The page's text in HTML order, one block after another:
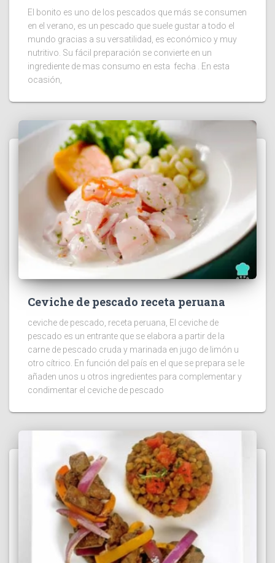
El bonito es uno de los pescados que más se consumen
en el verano, es un pescado que suele gustar a todo el
mundo gracias a su versatilidad, es económico y muy
nutritivo. Su fácil preparación se convierte en un
ingrediente de mas consumo en esta fecha . En esta
ocasión,
Ceviche de pescado receta peruana
ceviche de pescado, receta peruana, El ceviche de
pescado es un entrante que se elabora a partir de la
carne de pescado cruda y marinada en jugo de limón u
otro cítrico. En función del país en el que se prepara se le
añaden unos u otros ingredientes para complementar y
condimentar el ceviche de pescado